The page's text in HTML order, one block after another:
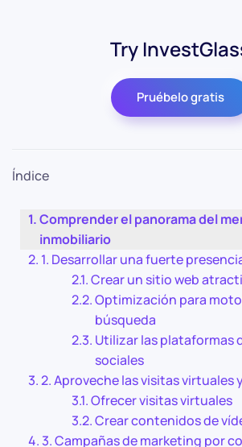
Try
Pruébelo gratis
Índice
Comprender el panorama del
inmobiliario
1. Desarrollar una fuerte
Crear un sitio web
Optimización para
búsqueda
Utilizar las plataformas
sociales
2. Aproveche las visitas virtuales
Ofrecer visitas virtuales
Crear contenidos de
3. Campañas de marketing por